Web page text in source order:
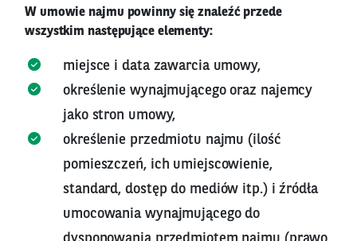
W umowie najmu powinny się znaleźć przede
wszystkim następujące elementy:
miejsce i data zawarcia umowy,
określenie wynajmującego oraz najemcy
jako stron umowy,
określenie przedmiotu najmu (ilość
pomieszczeń, ich umiejscowienie,
standard, dostęp do mediów itp.) i źródła
umocowania wynajmującego do